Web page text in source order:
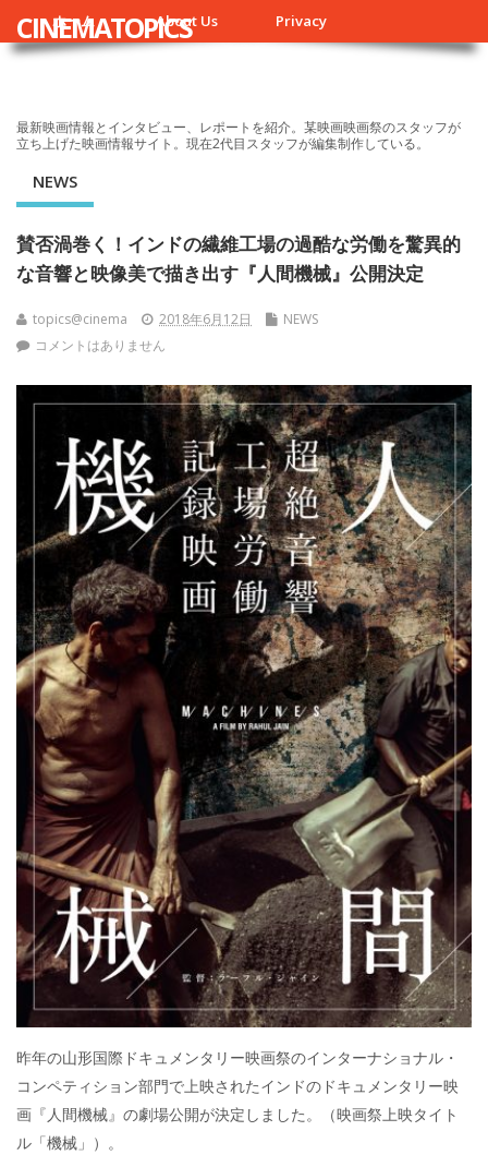
ホーム About Us Privacy
CINEMATOPICS
最新映画情報とインタビュー、レポートを紹介。某映画映画祭のスタッフが
立ち上げた映画情報サイト。現在2代目スタッフが編集制作している。
NEWS
賛否渦巻く！インドの繊維工場の過酷な労働を驚異的
な音響と映像美で描き出す『人間機械』公開決定
topics@cinema 2018年6月12日
NEWS
コメントはありません
昨年の山形国際ドキュメンタリー映画祭のインターナショナル・
コンペティション部門で上映されたインドのドキュメンタリー映
画『人間機械』の劇場公開が決定しました。（映画祭上映タイト
ル「機械」）。